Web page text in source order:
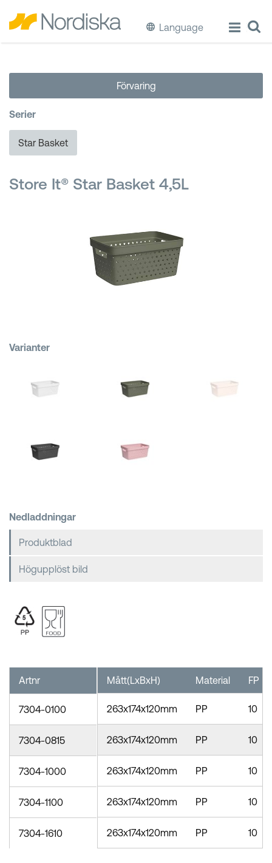
Language
Laga & Förvara mat
Diska & Städa
Förvaring
Hinkar & Tunnor
Förvaring
Serier
Star Basket
Store It® Star Basket 4,5L
Varianter
Nedladdningar
Produktblad
Högupplöst bild
Mått(LxBxH) Material FP
263x174x120mm PP 10
263x174x120mm PP 10
263x174x120mm PP 10
263x174x120mm PP 10
263x174x120mm PP 10
Artnr
7304-0100
7304-0815
7304-1000
7304-1100
7304-1610